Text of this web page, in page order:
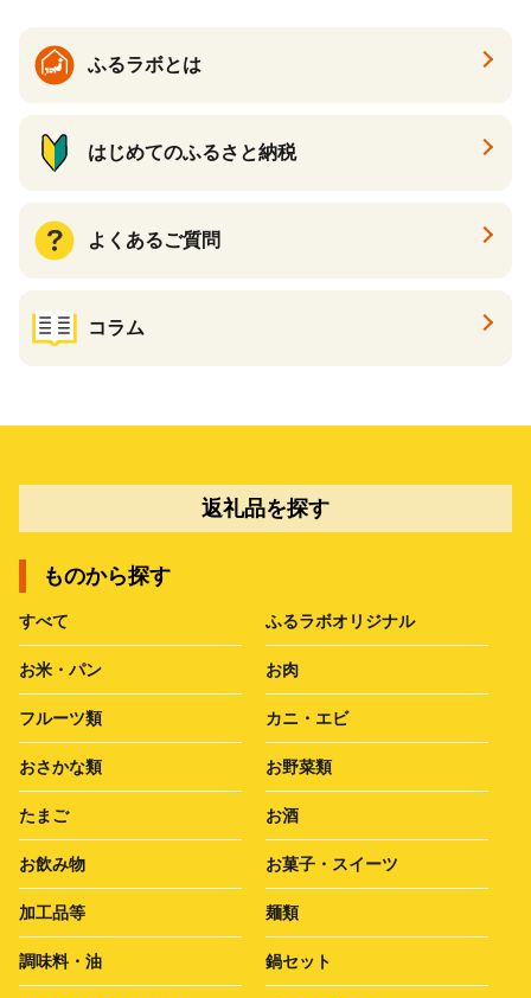
ふるラボとは
はじめてのふるさと納税
よくあるご質問
コラム
返礼品を探す
ものから探す
すべて ふるラボオリジナル
お米・パン お肉
フルーツ類 カニ・エビ
おさかな類 お野菜類
たまご お酒
お飲み物 お菓子・スイーツ
加工品等 麺類
調味料・油 鍋セット